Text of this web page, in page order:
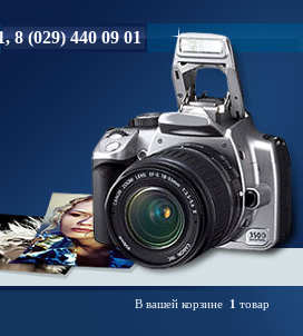
8 (029) 440 09 01
В вашей корзине 1 товар